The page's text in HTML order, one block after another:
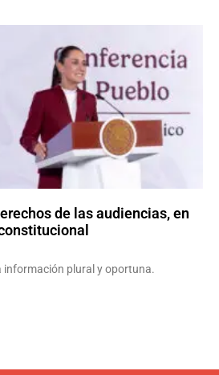
de las audiencias, en
información plural y oportuna.